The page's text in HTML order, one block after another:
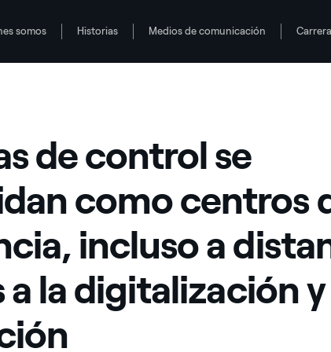
somos Historias Medios de comunicación
incluso a distancia, gracias a la digitalización y la innovación
de control se
como centros
incluso a
a la digitalización y